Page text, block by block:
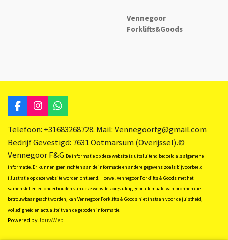
Vennegoor
Forklifts&Goods
F
a
c
e
b
o
o
k
I
n
s
t
a
g
r
a
m
W
h
a
t
s
A
p
p
Telefoon: +31683268728. Mail:Vennegoorfg@gmail.com
Bedrijf Gevestigd: 7631 Ootmarsum (Overijssel).©
Vennegoor F&G De informatie op deze website is uitsluitend bedoeld als algemene
informatie. Er kunnen geen rechten aan de informatie en andere gegevens zoals bijvoorbeeld
illustratie op deze website worden ontleend. Hoewel Vennegoor Forklifts & Goods met het
samenstellen en onderhouden van deze website zorgvuldig gebruik maakt van bronnen die
betrouwbaar geacht worden, kan Vennegoor Forklifts & Goods niet instaan voor de juistheid,
volledigheid en actualiteit van de geboden informatie.
Powered byJouwWeb